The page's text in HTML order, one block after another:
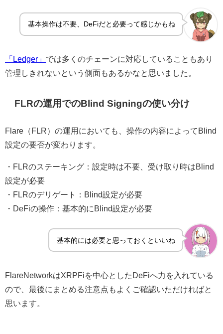
基本操作は不要、DeFiだと必要って感じかもね
「Ledger」 では多くのチェーンに対応していることもあり
管理しきれないという側面もあるかなと思いました。
FLRの運用でのBlind Signingの使い分け
Flare（FLR）の運用においても、操作の内容によってBlind
設定の要否が変わります。
・FLRのステーキング：設定時は不要、受け取り時はBlind
設定が必要
・FLRのデリゲート：Blind設定が必要
・DeFiの操作：基本的にBlind設定が必要
基本的には必要と思っておくといいね
FlareNetworkはXRPFiを中心としたDeFiへ力を入れている
ので、最後にまとめる注意点もよくご確認いただければと
思います。